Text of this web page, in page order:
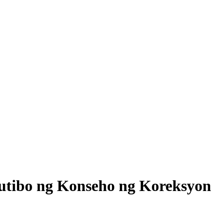
ng Konseho ng Koreksyon